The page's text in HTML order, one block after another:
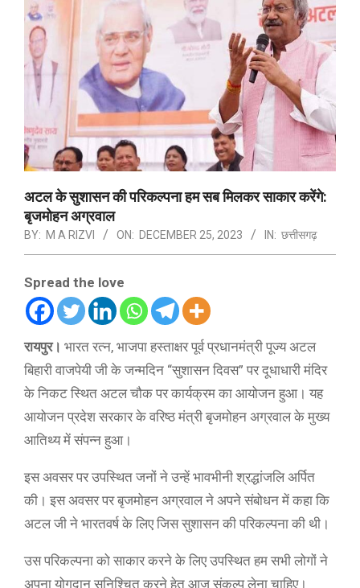
अटल के सुशासन की परिकल्पना हम सब मिलकर साकार करेंगे:
बृजमोहन अग्रवाल
BY: M A RIZVI ON: DECEMBER 25, 2023 IN: छत्तीसगढ़
Spread the love
रायपुर। भारत रत्न, भाजपा हस्ताक्षर पूर्व प्रधानमंत्री पूज्य अटल
बिहारी वाजपेयी जी के जन्मदिन “सुशासन दिवस” पर दूधाधारी मंदिर
के निकट स्थित अटल चौक पर कार्यक्रम का आयोजन हुआ। यह
आयोजन प्रदेश सरकार के वरिष्ठ मंत्री बृजमोहन अग्रवाल के मुख्य
आतिथ्य में संपन्न हुआ।
इस अवसर पर उपस्थित जनों ने उन्हें भावभीनी श्रद्धांजलि अर्पित
की। इस अवसर पर बृजमोहन अग्रवाल ने अपने संबोधन में कहा कि
अटल जी ने भारतवर्ष के लिए जिस सुशासन की परिकल्पना की थी।
उस परिकल्पना को साकार करने के लिए उपस्थित हम सभी लोगों ने
अपना योगदान सुनिश्चित करने हेतु आज संकल्प लेना चाहिए।